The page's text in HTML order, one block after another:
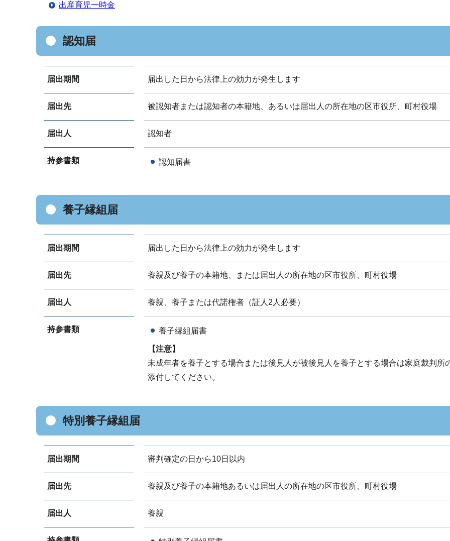
出産育児一時金
認知届
届出期間 届出した日から法律上の効力が発生します
届出先 被認知者または認知者の本籍地、あるいは届出人の所在地の区市役所、町村役場
届出人 認知者
持参書類 認知届書
養子縁組届
届出期間 届出した日から法律上の効力が発生します
届出先 養親及び養子の本籍地、または届出人の所在地の区市役所、町村役場
届出人 養親、養子または代諾権者（証人2人必要）
持参書類 養子縁組届書
【注意】
未成年者を養子とする場合または後見人が被後見人を養子とする場合は家庭裁判所
添付してください。
特別養子縁組届
届出期間 審判確定の日から10日以内
届出先 養親及び養子の本籍地あるいは届出人の所在地の区市役所、町村役場
届出人 養親